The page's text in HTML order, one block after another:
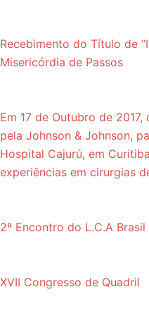
Recebimento do Título de
Misericórdia de Passos
Em 17 de Outubro de
pela Johnson & Johnson,
Hospital Cajurú, em
experiências em cirurgias
2º Encontro do L.C.A
XVII Congresso de Quadril